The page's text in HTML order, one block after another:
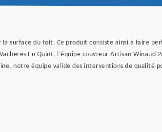
surface du toit. Ce produit consiste ainsi à faire
En Quint, l’équipe couvreur Artisan Winaud
notre équipe valide des interventions de qualité